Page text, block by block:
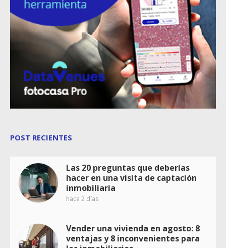
POST RECIENTES
Las 20 preguntas que deberías
hacer en una visita de captación
inmobiliaria
hace 2 días
Vender una vivienda en agosto: 8
ventajas y 8 inconvenientes para